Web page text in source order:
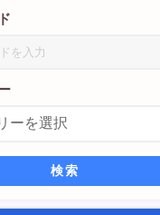
検索